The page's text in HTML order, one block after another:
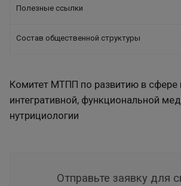
Полезные ссылки
Состав общественной структуры
Комитет МТПП по развитию в сфере
интегративной, функциональной
нутрициологии
Отправьте заявку для